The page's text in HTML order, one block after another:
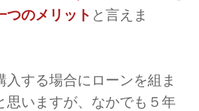
つのメリット と言えま
入する場合にローンを組ま
思いますが、なかでも５年